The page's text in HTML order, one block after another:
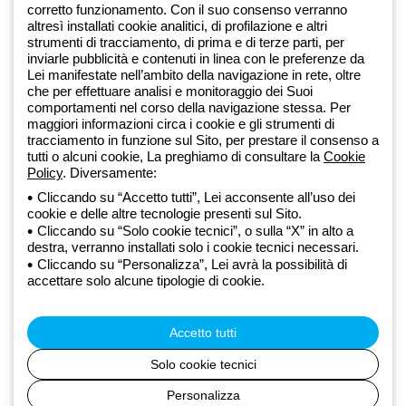
Dal 2025 Beghelli è parte del Gruppo GEWISS, all’interno
dell’ecosistema GEWISS LightZone, dove realizziamo soluzioni di
illuminazione integrate che trasformano la complessità in semplicità,
supportando professionisti e utenti finali nella realizzazione dei loro
bisogni.Scopri di più su GEWISS
Privacy Policy
Cookie policy
Condizioni di vendita
Tutte le policy
Accessibilità
direzione e coordinamento di Gewiss S.p.A. - R.I. Bologna e C.F.
03829720378 - P.IVA (IT) 00666341201 - REA BO-319364 - Cap.
Soc. 10.000.000 EUR i.v.
corretto funzionamento. Con il suo consenso verranno
altresì installati cookie analitici, di profilazione e altri
strumenti di tracciamento, di prima e di terze parti, per
inviarle pubblicità e contenuti in linea con le preferenze da
Lei manifestate nell’ambito della navigazione in rete, oltre
che per effettuare analisi e monitoraggio dei Suoi
comportamenti nel corso della navigazione stessa. Per
maggiori informazioni circa i cookie e gli strumenti di
tracciamento in funzione sul Sito, per prestare il consenso a
tutti o alcuni cookie, La preghiamo di consultare la Cookie
Policy. Diversamente:
Cliccando su “Accetto tutti”, Lei acconsente all’uso dei
cookie e delle altre tecnologie presenti sul Sito.
Cliccando su “Solo cookie tecnici”, o sulla “X” in alto a
destra, verranno installati solo i cookie tecnici necessari.
Cliccando su “Personalizza”, Lei avrà la possibilità di
accettare solo alcune tipologie di cookie.
Accetto tutti
Solo cookie tecnici
Personalizza